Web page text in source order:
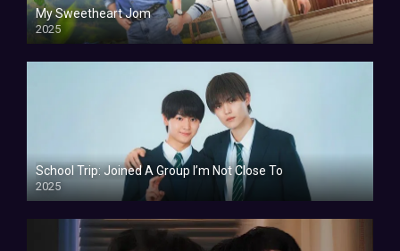
My Sweetheart Jom
2025
School Trip: Joined A Group I’m Not Close To
2025